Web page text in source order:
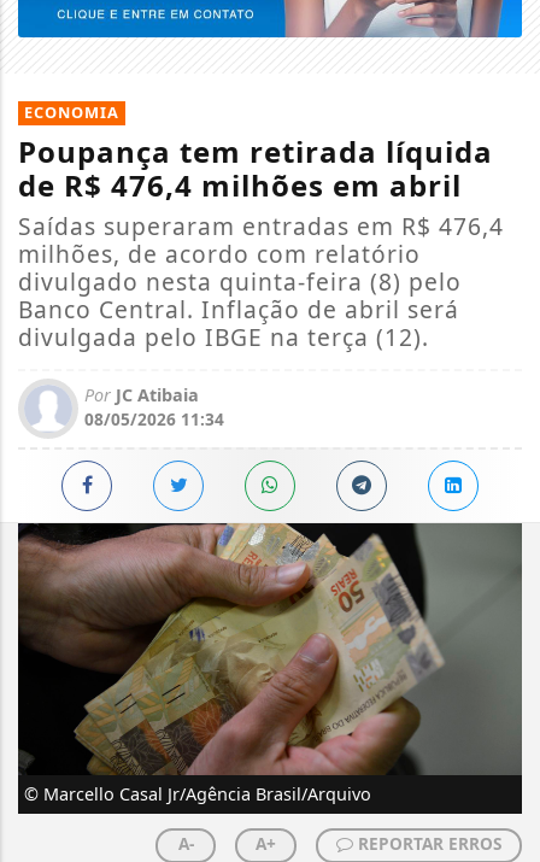
ECONOMIA
Poupança tem retirada líquida
de R$ 476,4 milhões em abril
Saídas superaram entradas em R$ 476,4
milhões, de acordo com relatório
divulgado nesta quinta-feira (8) pelo
Banco Central. Inflação de abril será
divulgada pelo IBGE na terça (12).
Por JC Atibaia
08/05/2026 11:34
© Marcello Casal Jr/Agência Brasil/Arquivo
A- A+ REPORTAR ERROS